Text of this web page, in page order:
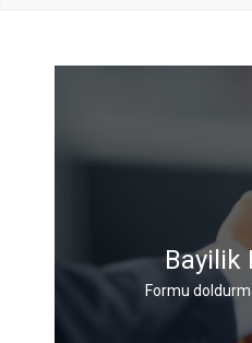
Bayilik
Formu